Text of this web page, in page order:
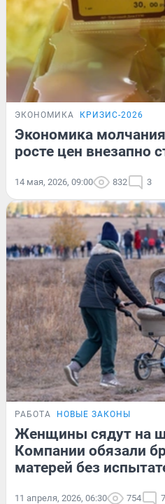
ЭКОНОМИКА КРИЗИС-2026
Экономика
росте цен внезапно
14 мая, 2026, 09:00 832 3
РАБОТА НОВЫЕ ЗАКОНЫ
Женщины сядут на
Компании обязали
матерей без
11 апреля, 2026, 06:30 754 7